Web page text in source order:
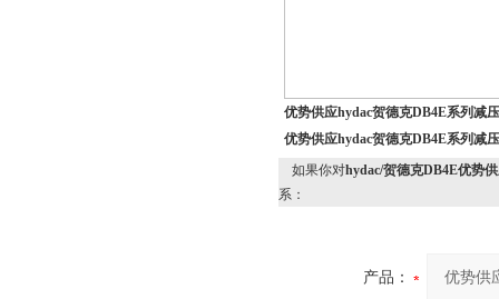
优势供应hydac贺德克DB4E系列减
优势供应hydac贺德克DB4E系列减
如果你对hydac/贺德克DB4E优势
系：
产品：